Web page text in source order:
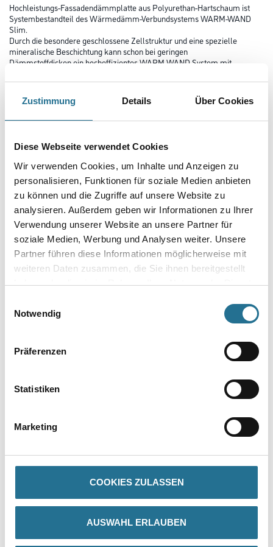
Zustimmung Details Über Cookies
Diese Webseite verwendet Cookies
Wir verwenden Cookies, um Inhalte und Anzeigen zu
personalisieren, Funktionen für soziale Medien anbieten
zu können und die Zugriffe auf unsere Website zu
analysieren. Außerdem geben wir Informationen zu Ihrer
Verwendung unserer Website an unsere Partner für
soziale Medien, Werbung und Analysen weiter. Unsere
Partner führen diese Informationen möglicherweise mit
weiteren Daten zusammen, die Sie ihnen bereitgestellt
haben oder die sie im Rahmen Ihrer Nutzung der Dienste
Notwendig
Präferenzen
Statistiken
Marketing
COOKIES ZULASSEN
AUSWAHL ERLAUBEN
Hochleistungs-Fassadendämmplatte aus Polyurethan-Hartschaum ist
Systembestandteil des Wärmedämm-Verbundsystems WARM-WAND
Slim.
Durch die besondere geschlossene Zellstruktur und eine spezielle
mineralische Beschichtung kann schon bei geringen
Dämmstoffdicken ein hocheffizientes WARM-WAND System mit
Untergrund hergestellt werden.
Gebinde
Plattenstärke
PRODUKTEIGENSCHAFTEN
ZUSATZINFOS